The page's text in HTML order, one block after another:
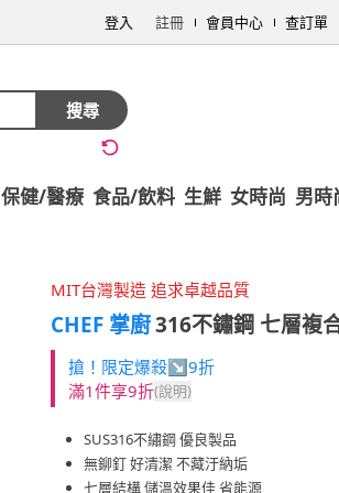
登入 註冊 會員中心 查訂單
搜尋
保健/醫療 食品/飲料 生鮮 女時尚 男時
MIT台灣製造 追求卓越品質
CHEF 掌廚316不鏽鋼 七層複
搶！限定爆殺↘9折
滿1件享9折(說明)
SUS316不繡鋼 優良製品
無鉚釘 好清潔 不藏汙納垢
七層結構 儲溫效果佳 省能源